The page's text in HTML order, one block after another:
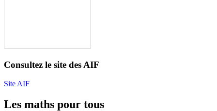
Consultez le site des AIF
Site AIF
Les maths pour tous